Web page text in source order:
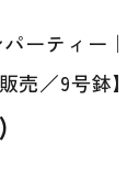
新規会員登
ーティー
売／9号鉢】